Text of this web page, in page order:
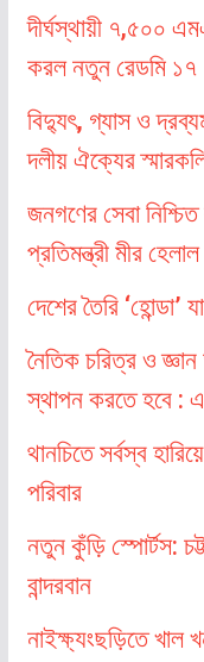
দীর্ঘস্থায়ী ৭,৫০০
করল নতুন রেডমি ১৭
বিদ্যুৎ, গ্যাস ও
দলীয় ঐক্যের
জনগণের সেবা
প্রতিমন্ত্রী মীর হেলাল
দেশের তৈরি ‘হোন্ডা’
নৈতিক চরিত্র ও
স্থাপন করতে হবে :
থানচিতে সর্বস্ব
পরিবার
নতুন কুঁড়ি স্পোর্টস:
বান্দরবান
নাইক্ষ্যংছড়িতে খাল